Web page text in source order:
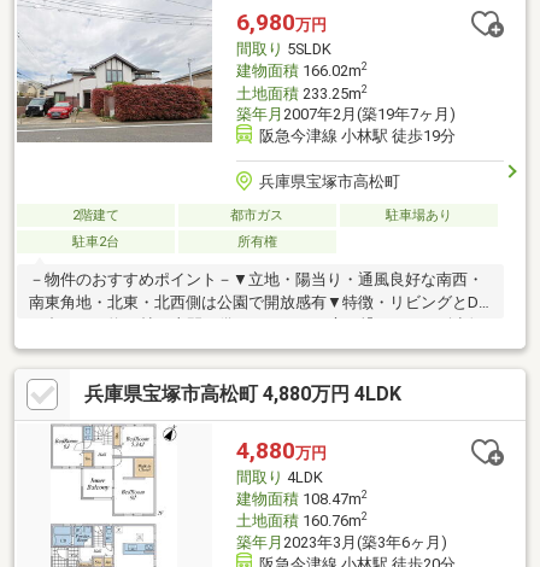
6,980万円
間取り 5SLDK
建物面積166.02m2
土地面積233.25m2
築年月 2007年2月(築19年7ヶ月)
阪急今津線 小林駅 徒歩19分
兵庫県宝塚市高松町
2階建て 都市ガス
駐車場あり
駐車2台
所有権
－物件のおすすめポイント－▼立地・陽当り・通風良好な南西・
南東角地・北東・北西側は公園で開放感有▼特徴・リビングとDK
弾む対面式キッチン、床下収納有・コミュニケーションを育むリ
ビング階段・和室がリビングに隣接、お子様の遊び場としても活
用可能・約4帖のクローゼットが2か所、収納豊富・室内温度を一
定に保てる全館空調システム・並列2台駐車可能(車種による)▼周
辺環境・高松公園 徒歩1分(約5m)■ ご希望の住まい探しをお手伝
いします ━━━━━・・・物件の詳細・ご相談はお気軽にお問い
合わせください。
兵庫県宝塚市高松町 4,880万円 4LDK
4,880万円
間取り 4LDK
建物面積108.47m2
土地面積160.76m2
築年月 2023年3月(築3年6ヶ月)
阪急今津線 小林駅 徒歩20分